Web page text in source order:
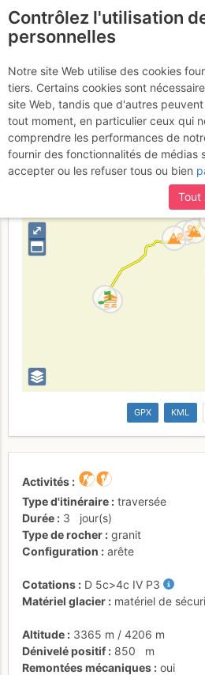
Traversée
→ Grandes
Italie France Haute-Savoie
⤢
GPX KML
Activités
Type d'itinéraire
traversée
Durée
3
jour(s)
Type de rocher
granit
Configuration
arête
Cotations D 5c>4c IV P3
Matériel glacier
matériel de
Altitude 3365 m / 4206 m
Dénivelé positif
850
m
Remontées mécaniques
oui
Contrôlez l'utilisation
personnelles
Notre site Web utilise des cookies
tiers. Certains cookies sont
site Web, tandis que d'autres
tout moment, en particulier ceux qui
comprendre les performances de
fournir des fonctionnalités de médias
accepter ou les refuser tous ou bien
Tout